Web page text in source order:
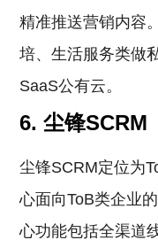
精准推送营销内容
培、生活服务类做
SaaS公有云。
6. 尘锋SCRM
尘锋SCRM定位为
心面向ToB类企业
心功能包括全渠道